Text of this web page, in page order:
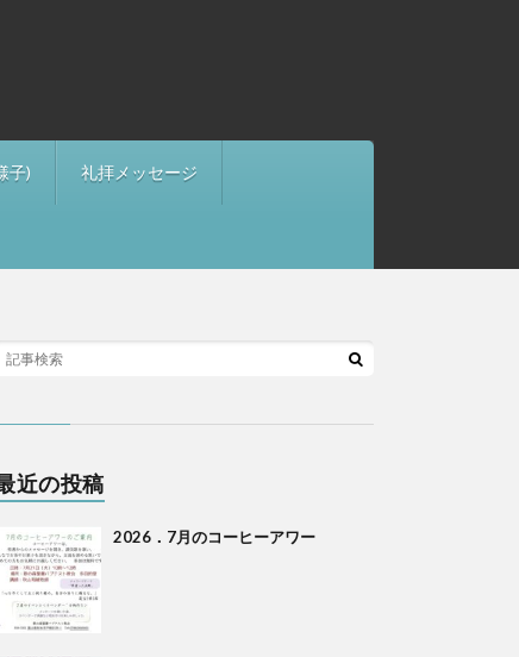
子) 礼拝メッセージ
近の投稿
2026．7月のコーヒーアワー